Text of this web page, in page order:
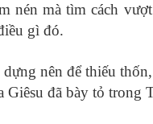
mà tìm cách
gì đó.
nên để thiếu
Giêsu đã bày tỏ